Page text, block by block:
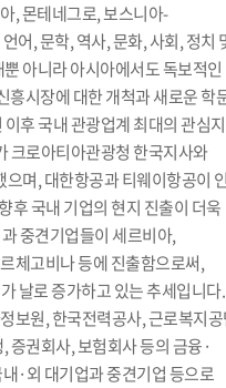
, 몬테네그로, 보스니아-
어, 문학, 역사, 문화, 사회, 정치
아니라 아시아에서도 독보적인
흥시장에 대한 개척과 새로운 학
후 국내 관광업계 최대의 관심
크로아티아관광청 한국지사와
며, 대한항공과 티웨이항공이
후 국내 기업의 현지 진출이 더욱
중견기업들이 세르비아,
체고비나 등에 진출함으로써,
날로 증가하고 있는 추세입니다.
보원, 한국전력공사, 근로복지
증권회사, 보험회사 등의 금융·
·외 대기업과 중견기업 등으로